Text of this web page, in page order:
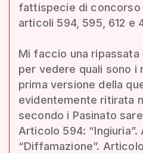
fattispecie di concorso
articoli 594, 595, 612 e
Mi faccio una ripassata
per vedere quali sono i
prima versione della
evidentemente ritirata
secondo i Pasinato
Articolo 594:
“Diffamazione”.